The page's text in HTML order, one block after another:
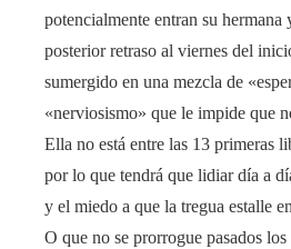
potencialmente entran su hermana
posterior retraso al viernes del
sumergido en una mezcla de
«nerviosismo» que le impide que
Ella no está entre las 13 primeras
por lo que tendrá que lidiar día a
y el miedo a que la tregua estalle
O que no se prorrogue pasados